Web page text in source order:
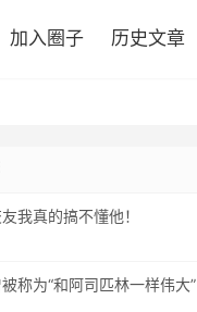
加入圈子 历史文章
我真的搞不懂他！
称为“和阿司匹林一样伟大”